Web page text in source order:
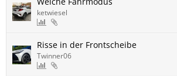
ketwiesel
Risse in der Frontscheibe
Twinner06